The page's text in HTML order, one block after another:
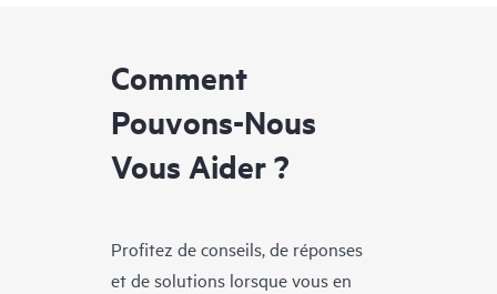
Comment
Pouvons-Nous
Vous Aider ?
Profitez de conseils, de réponses
et de solutions lorsque vous en